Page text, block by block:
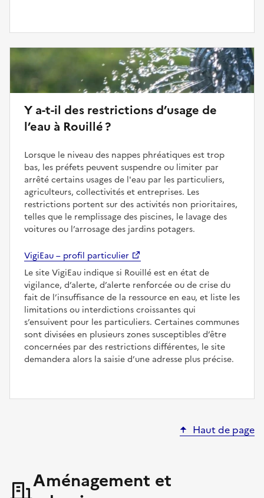
Y a-t-il des restrictions d’usage de
l’eau à Rouillé ?
Lorsque le niveau des nappes phréatiques est trop
bas, les préfets peuvent suspendre ou limiter par
arrêté certains usages de l'eau par les particuliers,
agriculteurs, collectivités et entreprises. Les
restrictions portent sur des activités non prioritaires,
telles que le remplissage des piscines, le lavage des
voitures ou l’arrosage des jardins potagers.
VigiEau – profil particulier
Le site VigiEau indique si Rouillé est en état de
vigilance, d’alerte, d’alerte renforcée ou de crise du
fait de l’insuffisance de la ressource en eau, et liste les
limitations ou interdictions croissantes qui
s’ensuivent pour les particuliers. Certaines communes
sont divisées en plusieurs zones susceptibles d’être
concernées par des restrictions différentes, le site
demandera alors la saisie d’une adresse plus précise.
Haut de page
Aménagement et